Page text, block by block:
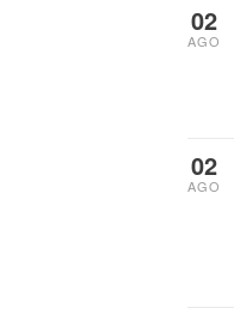
02
AGO
02
AGO